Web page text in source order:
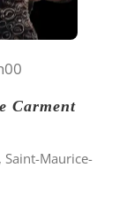
Carment
Saint-Maurice-